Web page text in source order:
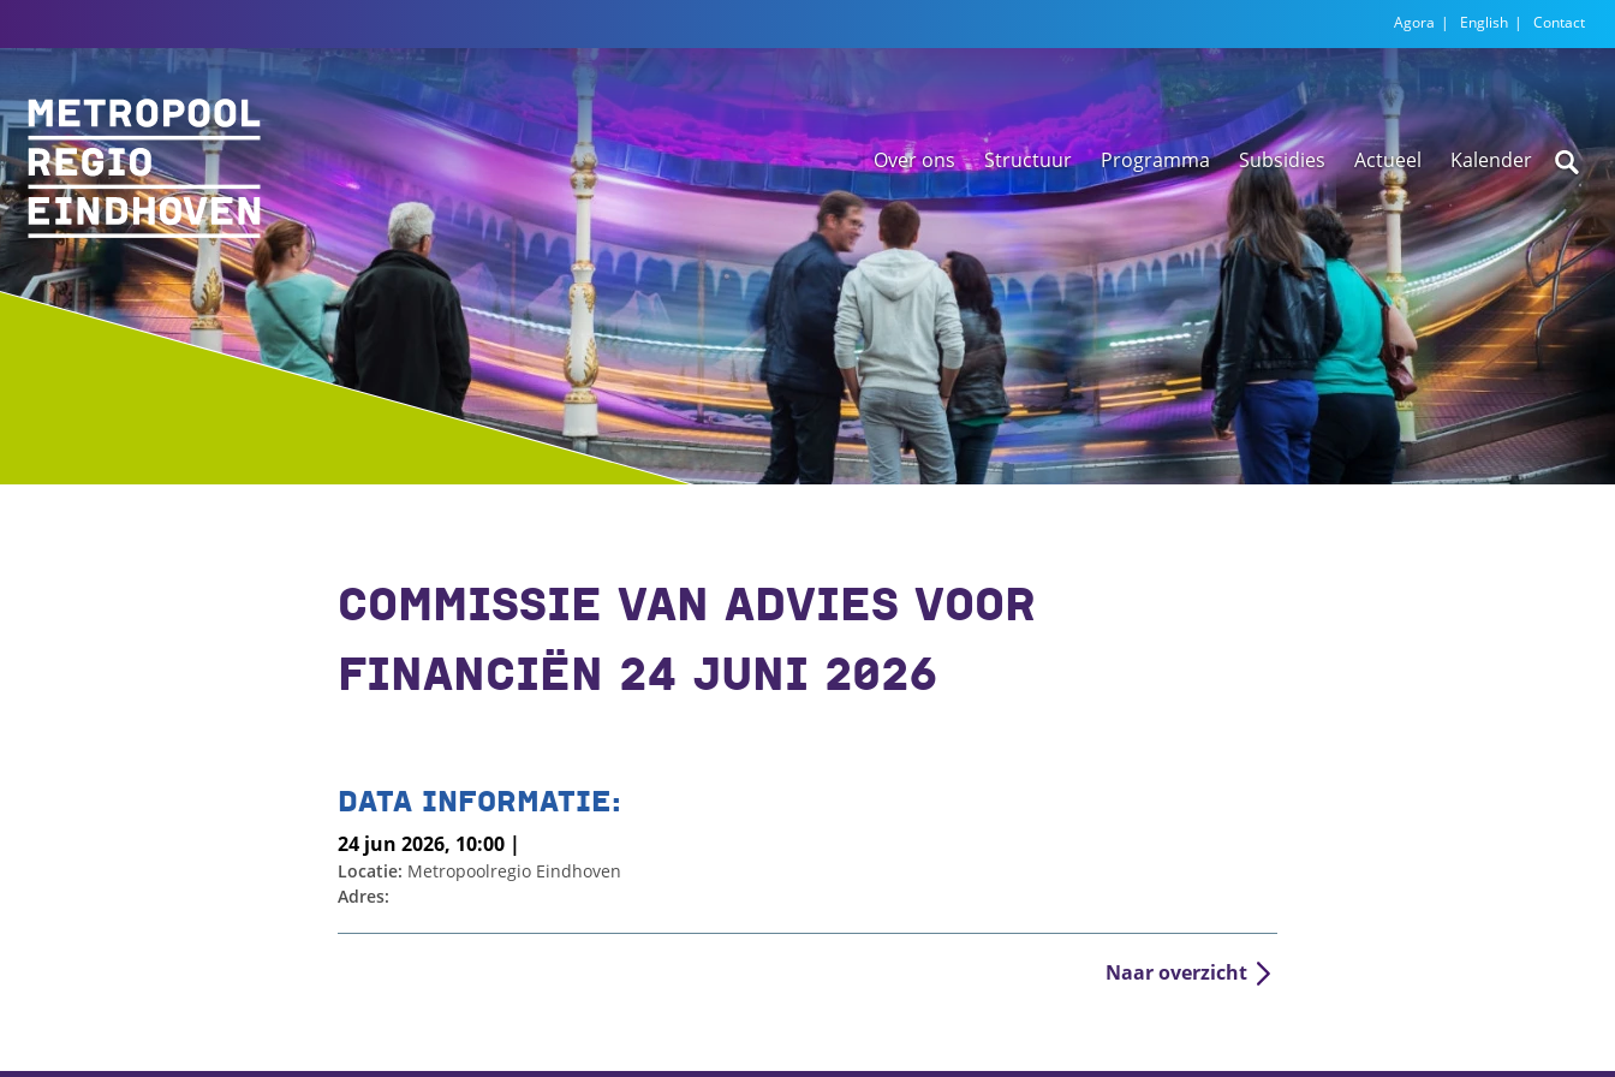
Agora English Contact
Over ons Structuur Programma
Regionale
versnellingstafel
Beethoven Wonen
Subsidies
VEX-regeling
Actueel
Nieuwsarchief
Kalender
COMMISSIE VAN ADVIES VOOR
FINANCIËN 24 JUNI 2026
DATA INFORMATIE:
24 jun 2026, 10:00 |
Locatie: Metropoolregio Eindhoven
Adres:
Naar overzicht